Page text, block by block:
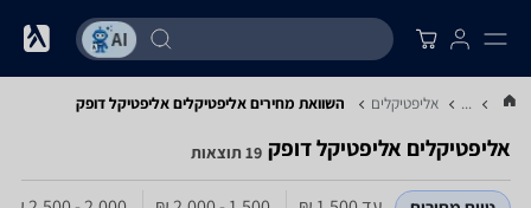
... אליפטיקלים השוואת מחירים אליפטיקלים ‏אליפטיקל ‏דופק
אליפטיקלים ‏אליפטיקל ‏דופק 19 תוצאות